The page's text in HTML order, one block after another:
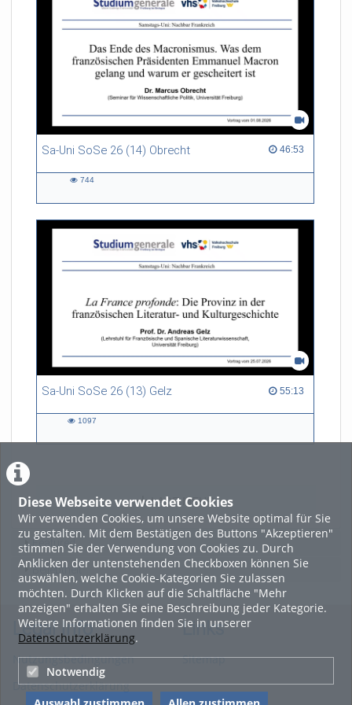
Diese Webseite verwendet Cookies
Wir verwenden Cookies, um unsere Website optimal für Sie
zu gestalten. Mit dem Bestätigen des Buttons "Akzeptieren"
stimmen Sie der Verwendung von Cookies zu. Durch
Anklicken der untenstehenden Checkboxen können Sie
auswählen, welche Cookie-Kategorien Sie zulassen
möchten. Durch Klicken auf die Schaltfläche "Mehr
anzeigen" erhalten Sie eine Beschreibung jeder Kategorie.
Weitere Informationen finden Sie in unserer
Datenschutzerklärung.
Notwendig
Sa-Uni SoSe 26 (14) Obrecht 46:53
46:53 duration
744
Sa-Uni SoSe 26 (13) Gelz 55:13
55:13 duration
1097
LADE MEHR
Featured
Beliebtheit
Legal Info
Nutzungsbedingungen
Datenschutzerklärung
Links
Sitemap